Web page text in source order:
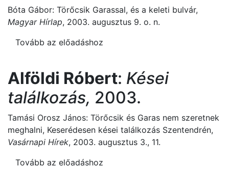
Bóta Gábor: Törőcsik Garassal, és a keleti bulvár,
Magyar Hírlap, 2003. augusztus 9. o. n.
Tovább az előadáshoz
Alföldi Róbert: Kései
találkozás, 2003.
Tamási Orosz János: Törőcsik és Garas nem szeretnek
meghalni, Keserédesen kései találkozás Szentendrén,
Vasárnapi Hírek, 2003. augusztus 3., 11.
Tovább az előadáshoz